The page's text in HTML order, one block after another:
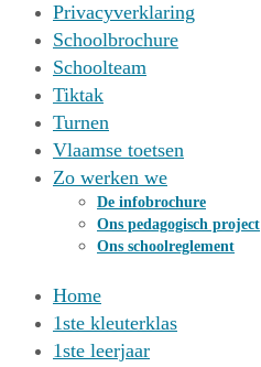
Privacyverklaring
Schoolbrochure
Schoolteam
Tiktak
Turnen
Vlaamse toetsen
Zo werken we
De infobrochure
Ons pedagogisch project
Ons schoolreglement
Home
1ste kleuterklas
1ste leerjaar